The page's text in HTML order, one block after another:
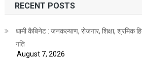
RECENT POSTS
धामी कैबिनेट : जनकल्याण, रोजगार, शिक्षा, श्रमिक
गति
August 7, 2026